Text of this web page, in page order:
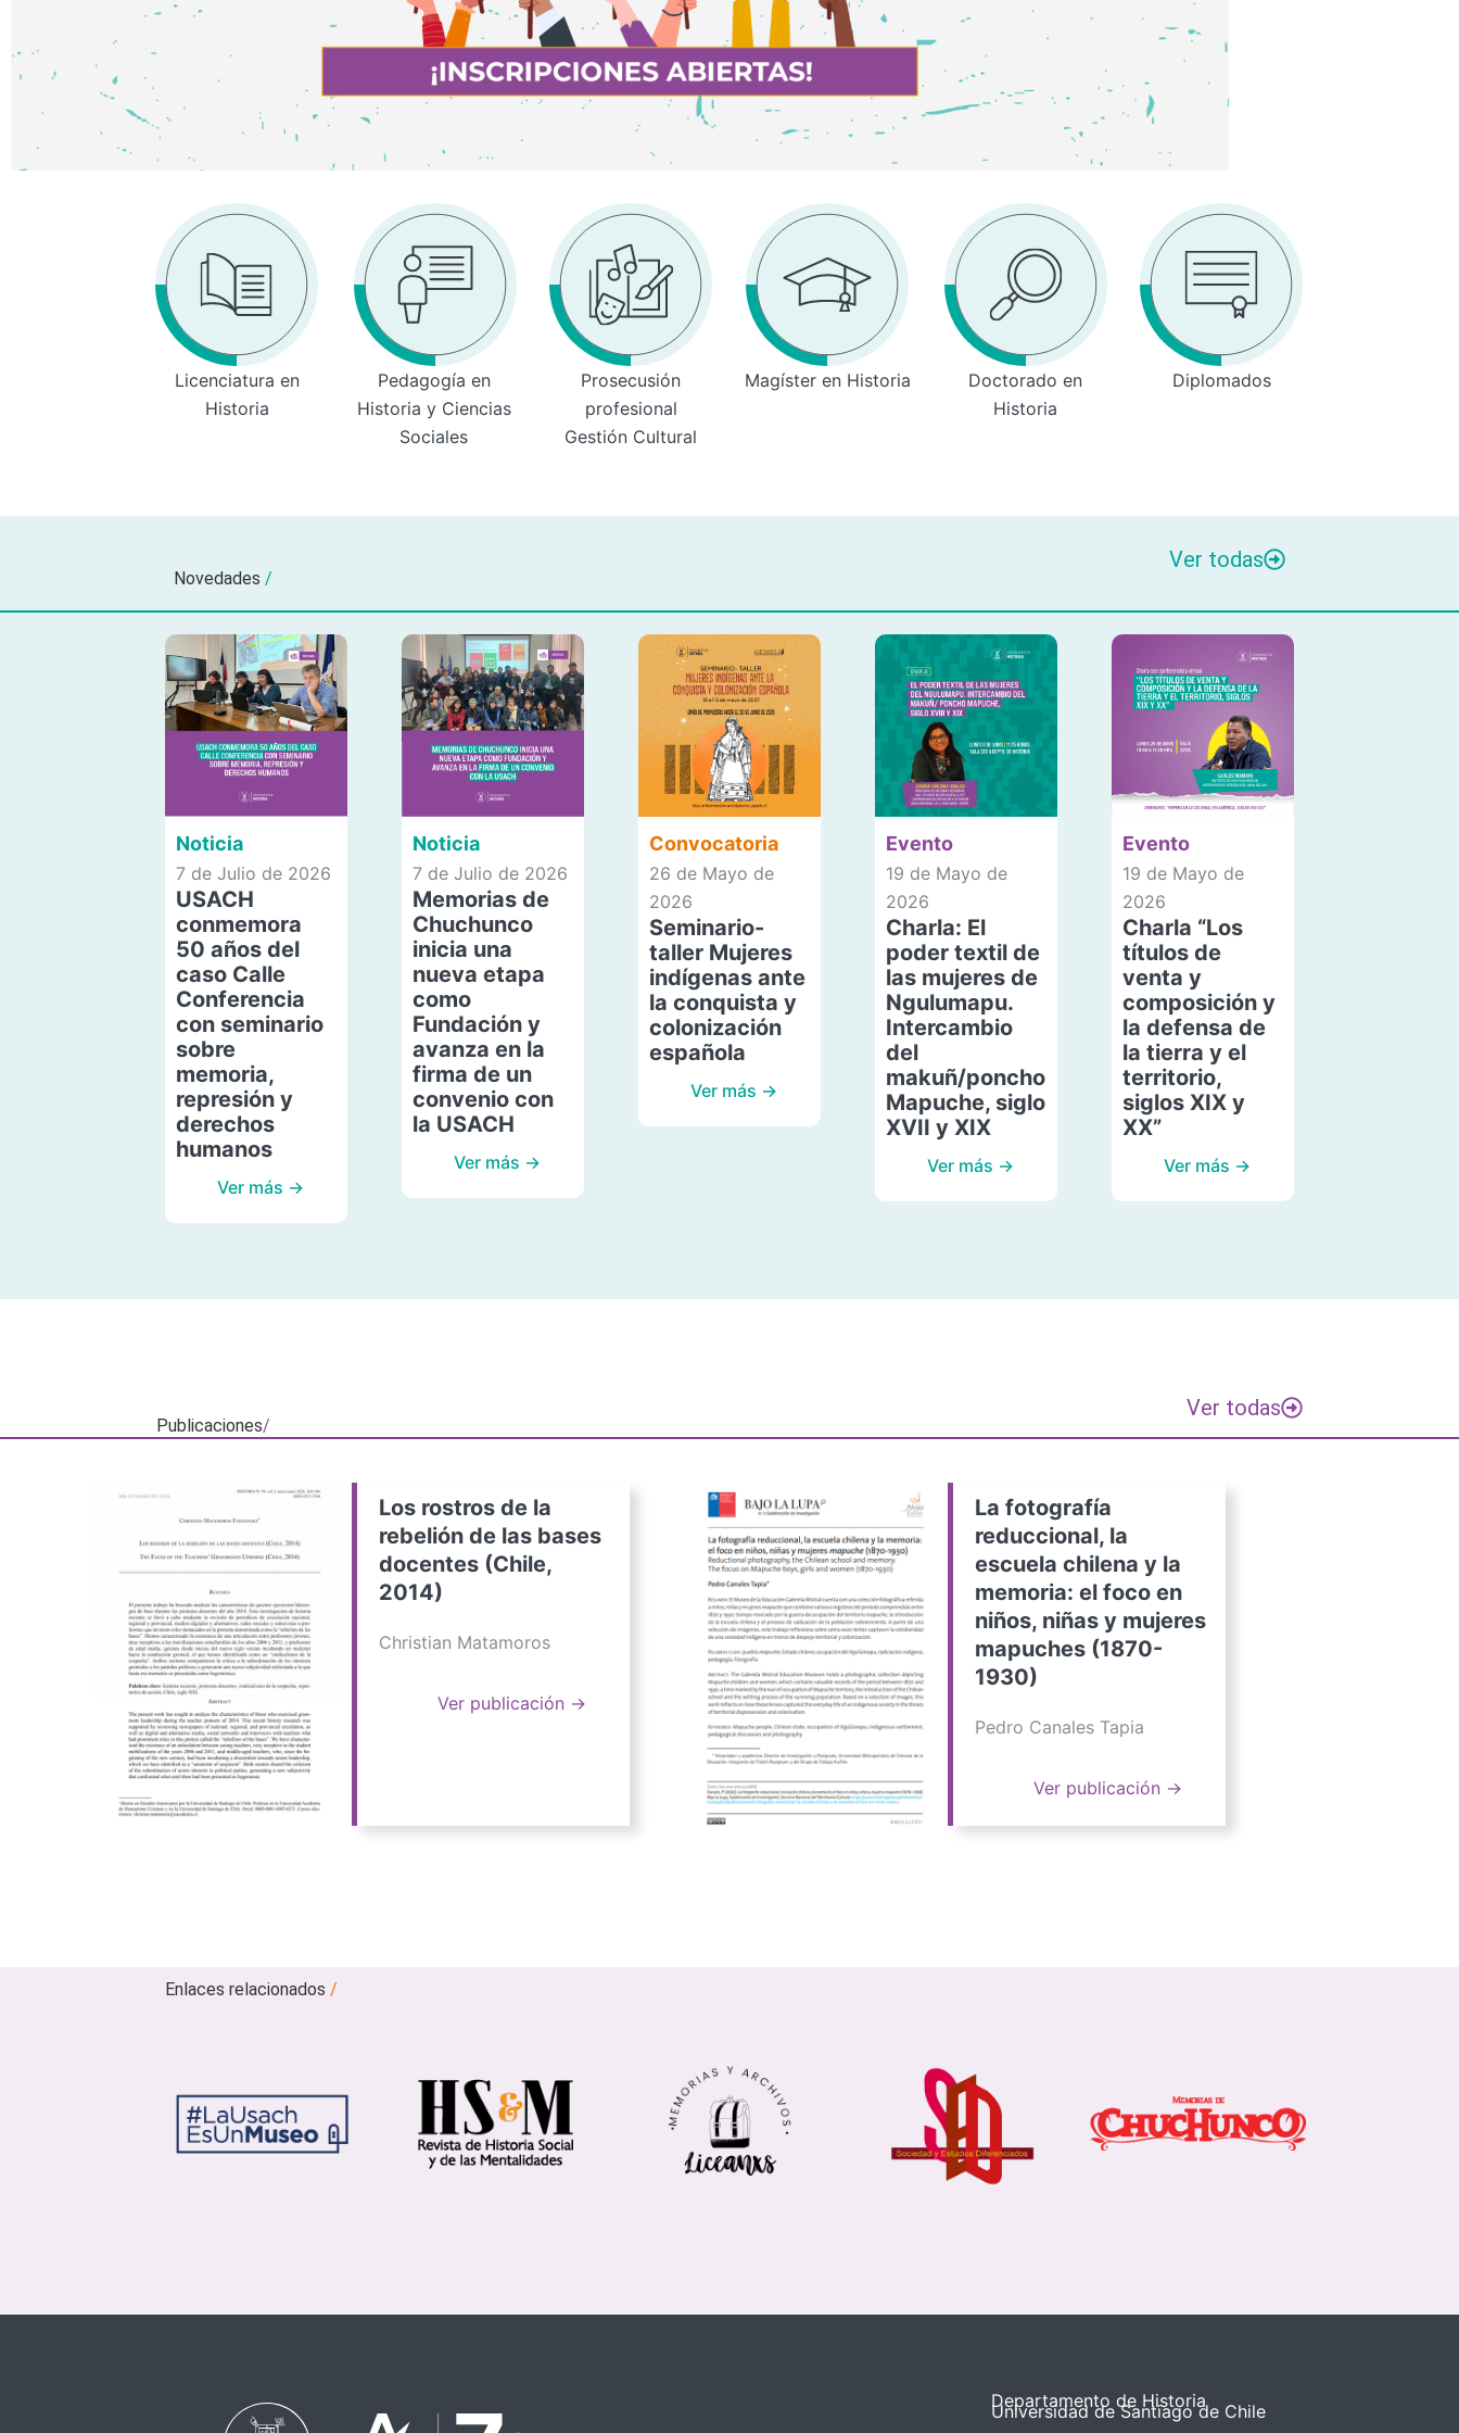
Licenciatura en
Historia
Pedagogía en
Historia y Ciencias
Sociales
Prosecusión
profesional
Gestión Cultural
Magíster en Historia
Doctorado en
Historia
Diplomados
Novedades /
Ver todas
Noticia
7 de Julio de 2026
USACH
conmemora
50 años del
caso Calle
Conferencia
con seminario
sobre
memoria,
represión y
derechos
humanos
Ver más →
Noticia
7 de Julio de 2026
Memorias de
Chuchunco
inicia una
nueva etapa
como
Fundación y
avanza en la
firma de un
convenio con
la USACH
Ver más →
Convocatoria
26 de Mayo de
2026
Seminario-
taller Mujeres
indígenas ante
la conquista y
colonización
española
Ver más →
Evento
19 de Mayo de
2026
Charla: El
poder textil de
las mujeres de
Ngulumapu.
Intercambio
del
makuñ/poncho
Mapuche, siglo
XVII y XIX
Ver más →
Evento
19 de Mayo de
2026
Charla “Los
títulos de
venta y
composición y
la defensa de
la tierra y el
territorio,
siglos XIX y
XX”
Ver más →
Publicaciones/
Ver todas
Los rostros de la
rebelión de las bases
docentes (Chile,
2014)
Christian Matamoros
Ver publicación →
La fotografía
reduccional, la
escuela chilena y la
memoria: el foco en
niños, niñas y mujeres
mapuches (1870-
1930)
Pedro Canales Tapia
Ver publicación →
Enlaces relacionados/
Departamento de Historia
Universidad de Santiago de Chile